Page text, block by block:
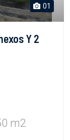
01
Y 2
m2